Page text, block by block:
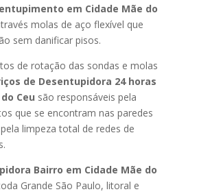
em Cidade Mãe do
molas de aço flexível que
sem danificar pisos.
de rotação das sondas e molas
de Desentupidora 24 horas
Ceu são responsáveis pela
que se encontram nas paredes
limpeza total de redes de
Bairro em Cidade Mãe do
Grande São Paulo, litoral e